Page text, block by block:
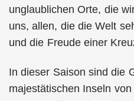
unglaublichen Orte, die
uns, allen, die die Welt
und die Freude einer
In dieser Saison sind die
majestätischen Inseln